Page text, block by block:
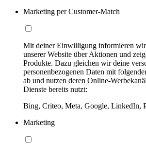
Marketing per Customer-Match
Mit deiner Einwilligung informieren wir
unserer Website über Aktionen und
Produkte. Dazu gleichen wir deine
personenbezogenen Daten mit
ab und nutzen deren Online-
Dienste bereits nutzt:
Bing, Criteo, Meta, Google, LinkedIn,
Marketing